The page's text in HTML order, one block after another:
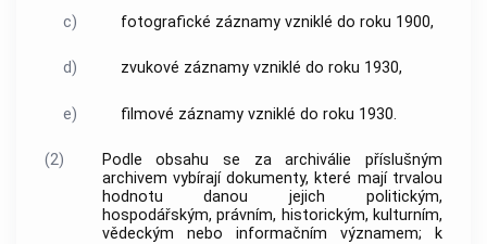
c) fotografické záznamy vzniklé do roku 1900,
d) zvukové záznamy vzniklé do roku 1930,
e) filmové záznamy vzniklé do roku 1930.
(2) Podle obsahu se zaarchiválie příslušným
archivem vybírajídokumenty, které mají trvalou
hodnotu danou jejich politickým,
hospodářským, právním, historickým, kulturním,
vědeckým nebo informačním významem; k